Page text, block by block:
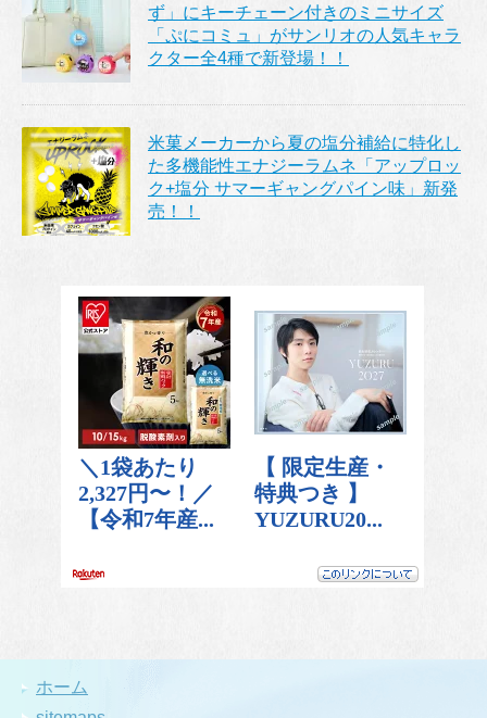
ず」にキーチェーン付きのミニサイズ
「ぷにコミュ」がサンリオの人気キャラ
クター全4種で新登場！！
米菓メーカーから夏の塩分補給に特化し
た多機能性エナジーラムネ「アップロッ
ク+塩分 サマーギャングパイン味」新発
売！！
ホーム